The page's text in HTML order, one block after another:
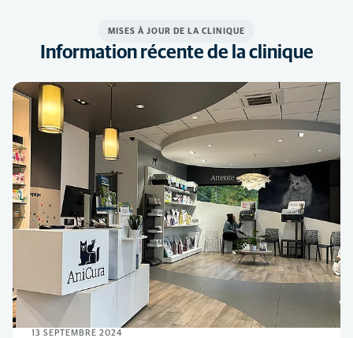
MISES À JOUR DE LA CLINIQUE
Information récente de la clinique
13 SEPTEMBRE 2024